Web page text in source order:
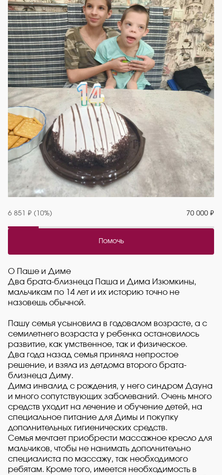
6 851 ₽ (10%) 70 000 ₽
Помочь
О Паше и Диме
Два брата-близнеца Паша и Дима Изюмкины,
мальчикам по 14 лет и их историю точно не
назовешь обычной.
Пашу семья усыновила в годовалом возрасте, а с
семилетнего возраста у ребенка остановилось
развитие, как умственное, так и физическое.
Два года назад семья приняла непростое
решение, и взяла из детдома второго брата-
близнеца Диму.
Дима инвалид с рождения, у него синдром Дауна
и много сопутствующих заболеваний. Очень много
средств уходит на лечение и обучение детей, на
специальное питание для Димы и покупку
дополнительных гигиенических средств.
Семья мечтает приобрести массажное кресло для
мальчиков, чтобы не нанимать дополнительно
специалиста по массажу, так необходимого
ребятам. Кроме того, имеется необходимость в